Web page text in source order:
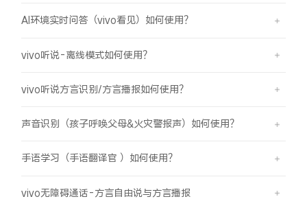
AI环境实时问答（vivo看见）如何使用？
vivo听说-离线模式如何使用？
vivo听说方言识别/方言播报如何使用？
声音识别（孩子呼唤父母&火灾警报声）如何使用？
手语学习（手语翻译官 ）如何使用？
vivo无障碍通话-方言自由说与方言播报